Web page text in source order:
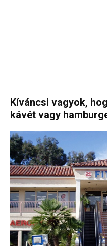
Kíváncsi vagyok,
kávét vagy